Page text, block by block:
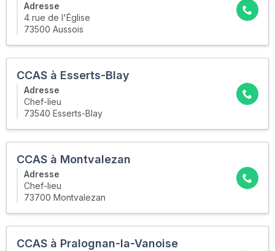
Adresse
4 rue de l'Église
73500 Aussois
CCAS à Esserts-Blay
Adresse
Chef-lieu
73540 Esserts-Blay
CCAS à Montvalezan
Adresse
Chef-lieu
73700 Montvalezan
CCAS à Pralognan-la-Vanoise